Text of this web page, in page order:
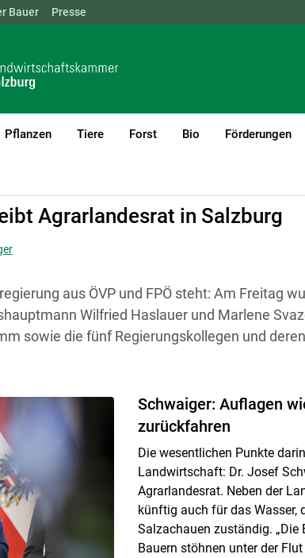
BGLD KTN
Bauer Presse
Pflanzen Tiere Forst Bio Förderungen
Agrarlandesrat in Salzburg
aus ÖVP und FPÖ steht: Am Freitag
Wilfried Haslauer und Marlene
sowie die fünf Regierungskollegen und
Schwaiger: Auflagen
zurückfahren
Die wesentlichen Punkte
Landwirtschaft: Dr. Josef
Agrarlandesrat. Neben der
künftig auch für das Wasser,
Salzachauen zuständig. „Die
Bauern stöhnen unter der